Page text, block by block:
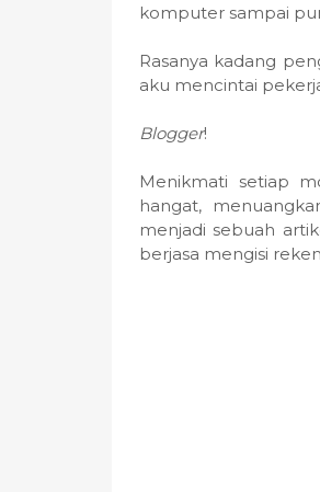
komputer sampai
Rasanya kadang
aku mencintai
Blogger!
Menikmati setiap
hangat,
menjadi sebuah
berjasa mengisi